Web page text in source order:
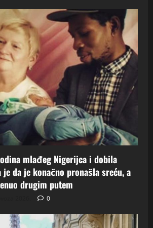
mlađeg Nigerijca i dobila
da je konačno pronašla sreću, a
drugim putem
0